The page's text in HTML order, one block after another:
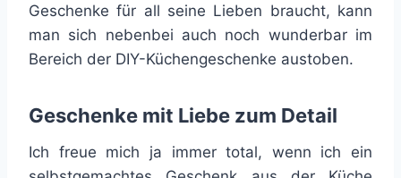
Geschenke für all seine Lieben braucht, kann
man sich nebenbei auch noch wunderbar im
Bereich der DIY-Küchengeschenke austoben.
Geschenke mit Liebe zum Detail
Ich freue mich ja immer total, wenn ich ein